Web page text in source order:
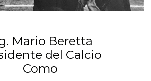
Mario Beretta
del Calcio
Como